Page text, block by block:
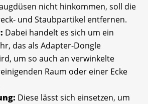
nicht hinkommen, soll die
und Staubpartikel entfernen.
Dabei handelt es sich um ein
das als Adapter-Dongle
um so auch an verwinkelte
Raum oder einer Ecke
Diese lässt sich einsetzen, um